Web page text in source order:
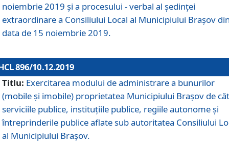
noiembrie 2019 și a procesului - verbal al ședinței
extraordinare a Consiliului Local al Municipiului Brașov
data de 15 noiembrie 2019.
896/10.12.2019
Titlu: Exercitarea modului de administrare a bunurilor
(mobile și imobile) proprietatea Municipiului Brașov de
serviciile publice, instituțiile publice, regiile autonome și
întreprinderile publice aflate sub autoritatea Consiliului
al Municipiului Brașov.